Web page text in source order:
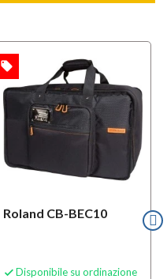
Roland CB-BEC10
 Disponibile su ordinazione
local_offer